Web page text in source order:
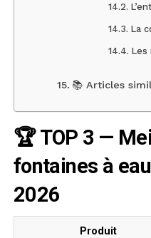
La
Les
📚 Articles
🏆 TOP 3 —
fontaines à
2026
Produit